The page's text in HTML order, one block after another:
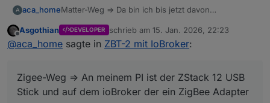
A aca_homeMatter-Weg => Da bin ich bis jetzt davon
Bridge verwenden kann. Den bringe ich jedoch
momentan nicht auf meinen ioBroker.
Offline
Asgothian DEVELOPER schrieb am 15. Jan. 2026, 22:23
zuletzt editiert von
@aca_home sagte in ZBT-2 mit IoBroker:
Zigee-Weg => An meinem PI ist der ZStack 12 USB
Stick und auf dem ioBroker der ein ZigBee Adapter